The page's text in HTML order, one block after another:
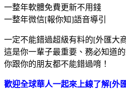
一整年軟體免費更新不用錢
一整年微信[報你知]語音導引
一定不能錯過超級有料的[外匯大
這是你一輩子最重要、務必知道的
你跟你的朋友都不能錯過唷！
歡迎全球華人一起來上線了解[外